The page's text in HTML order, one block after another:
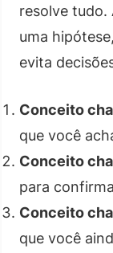
resolve tudo.
uma
evita
Conceito
que você
Conceito
para
Conceito
que você